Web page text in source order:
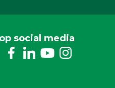
social media